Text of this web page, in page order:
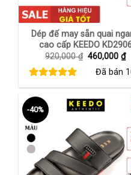
+
Dép đế may sẵn quai
cao cấp KEEDO
920,000₫ Giá
là:
460,000₫
Đã bán
-40%